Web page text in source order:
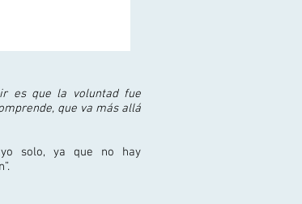
es que la voluntad fue
que va más allá
yo solo, ya que no hay